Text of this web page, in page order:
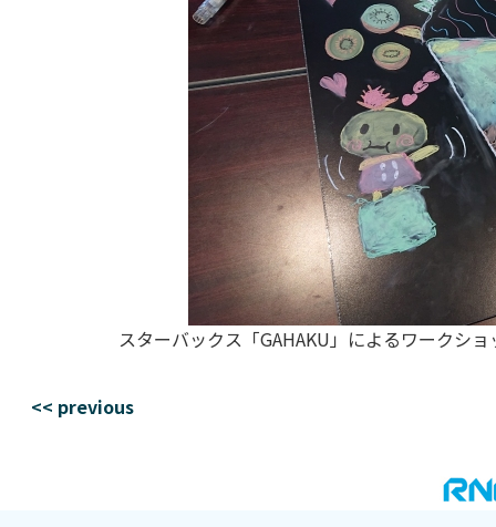
スターバックス「GAHAKU」によるワークシ
<< previous